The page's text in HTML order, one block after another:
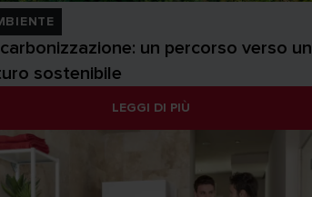
un percorso verso un
sostenibile
LEGGI DI PIÙ